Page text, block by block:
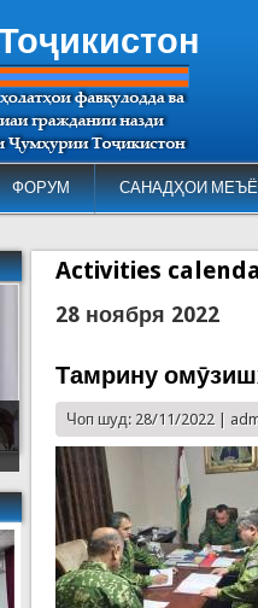
ФОРУМ САНАДҲОИ
Activities
28 ноября 2022
Тамрину
Чоп шуд: 28/11/2022 |